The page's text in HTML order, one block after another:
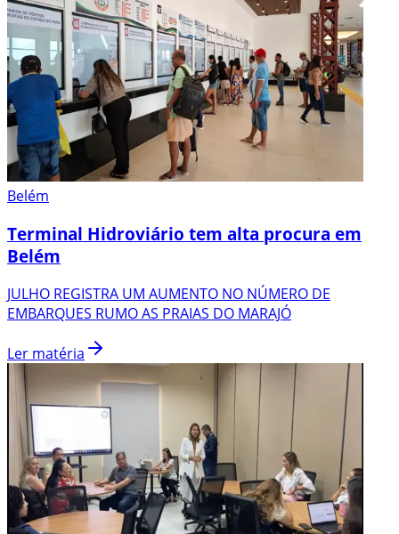
Belém
Terminal Hidroviário tem alta procura em
Belém
JULHO REGISTRA UM AUMENTO NO NÚMERO DE
EMBARQUES RUMO AS PRAIAS DO MARAJÓ
Ler matéria